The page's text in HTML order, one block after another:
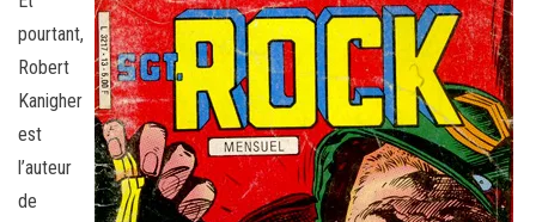
pourtant,
Robert
Kanigher
est
l’auteur
de